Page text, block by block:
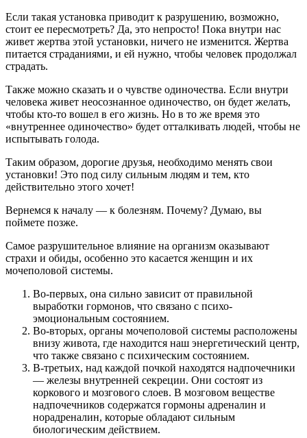
Если такая установка приводит к разрушению, возможно,
стоит ее пересмотреть? Да, это непросто! Пока внутри нас
живет жертва этой установки, ничего не изменится. Жертва
питается страданиями, и ей нужно, чтобы человек продолжал
страдать.
Также можно сказать и о чувстве одиночества. Если внутри
человека живет неосознанное одиночество, он будет желать,
чтобы кто-то вошел в его жизнь. Но в то же время это
«внутреннее одиночество» будет отталкивать людей, чтобы не
испытывать голода.
Таким образом, дорогие друзья, необходимо менять свои
установки! Это под силу сильным людям и тем, кто
действительно этого хочет!
Вернемся к началу — к болезням. Почему? Думаю, вы
поймете позже.
Самое разрушительное влияние на организм оказывают
страхи и обиды, особенно это касается женщин и их
мочеполовой системы.
Во-первых, она сильно зависит от правильной
выработки гормонов, что связано с психо-
эмоциональным состоянием.
Во-вторых, органы мочеполовой системы расположены
внизу живота, где находится наш энергетический центр,
что также связано с психическим состоянием.
В-третьих, над каждой почкой находятся надпочечники
— железы внутренней секреции. Они состоят из
коркового и мозгового слоев. В мозговом веществе
надпочечников содержатся гормоны адреналин и
норадреналин, которые обладают сильным
биологическим действием.